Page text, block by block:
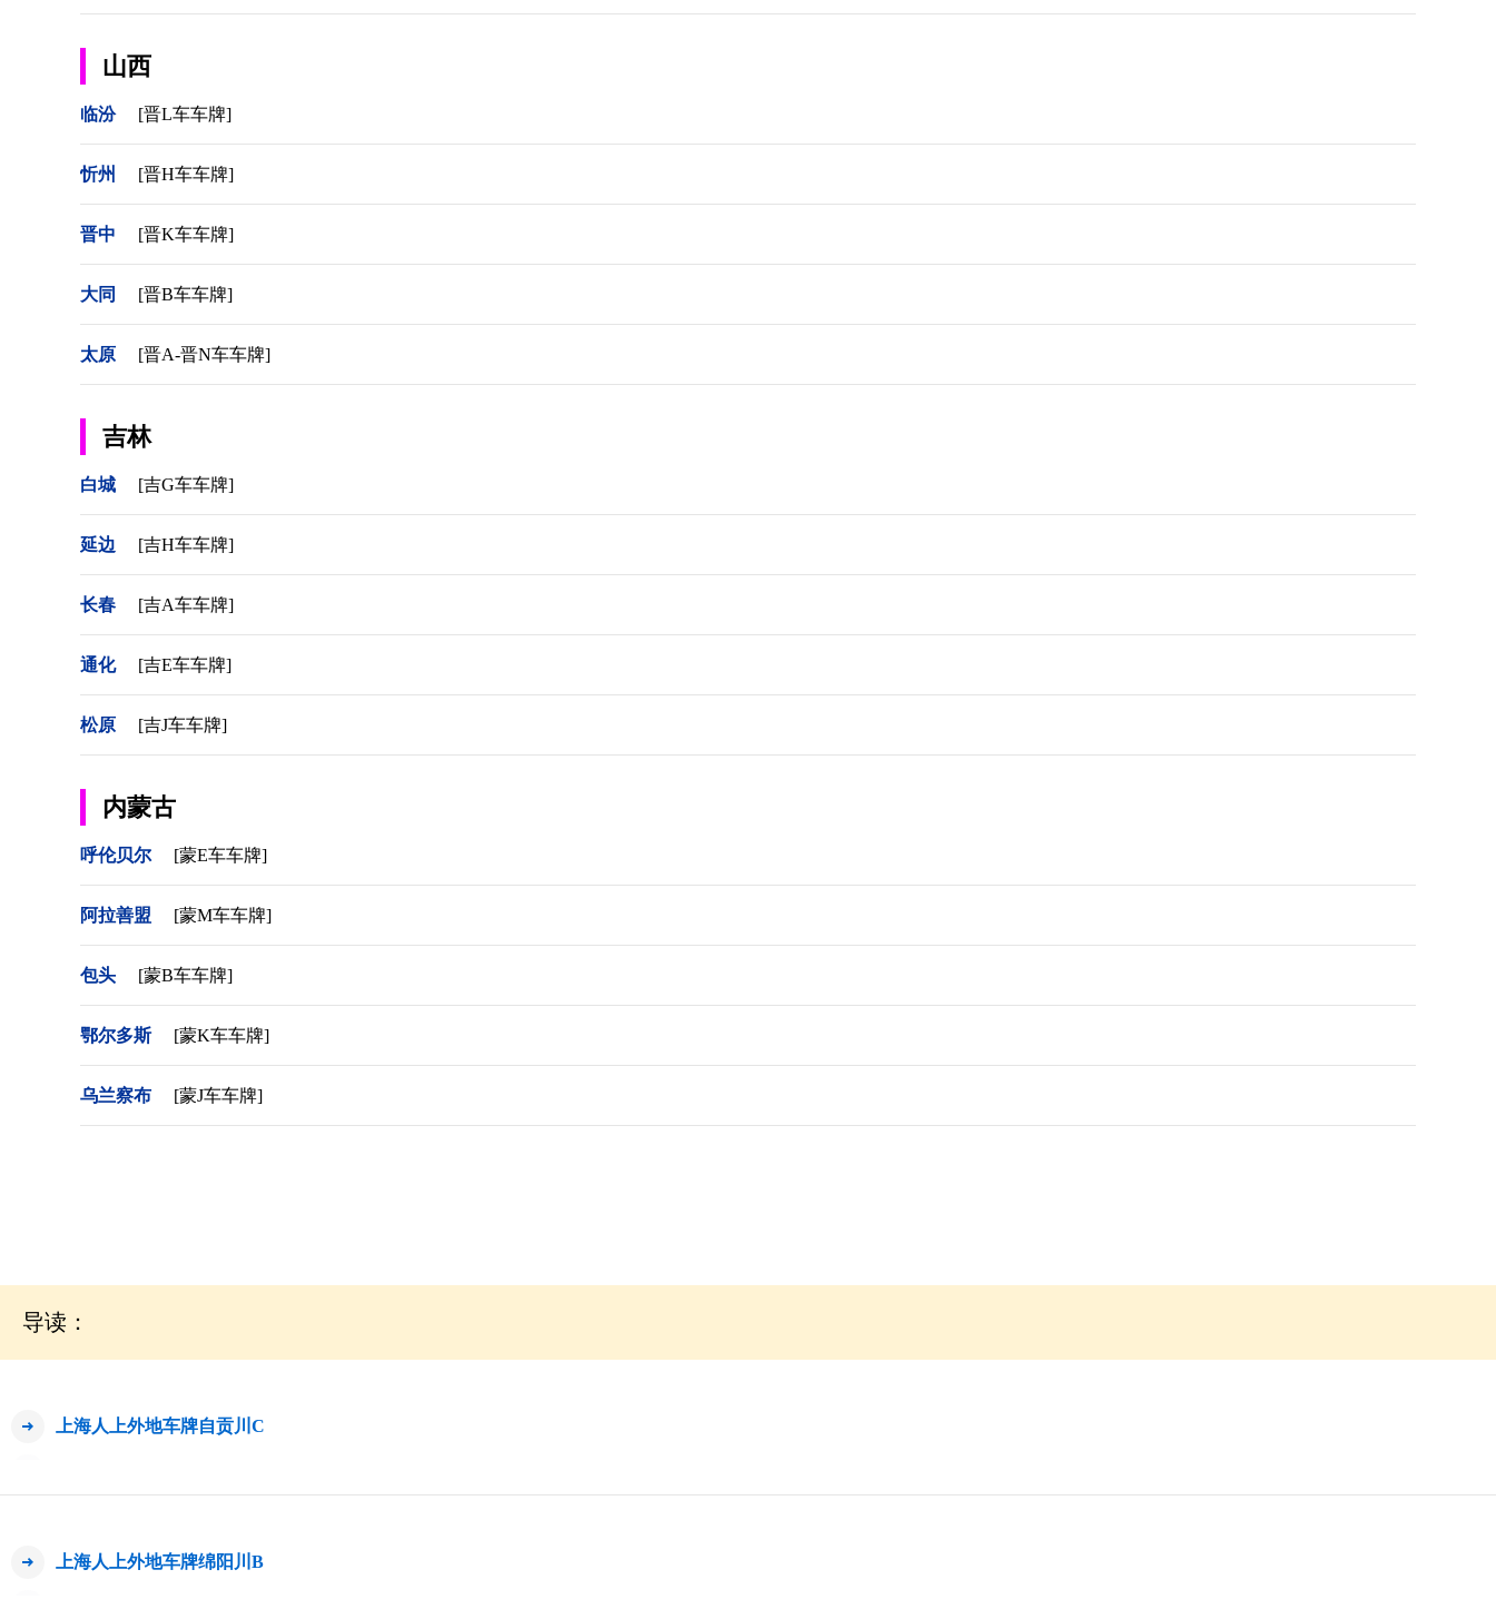
山西
临汾 [晋L车车牌]
忻州 [晋H车车牌]
晋中 [晋K车车牌]
大同 [晋B车车牌]
太原 [晋A-晋N车车牌]
吉林
白城 [吉G车车牌]
延边 [吉H车车牌]
长春 [吉A车车牌]
通化 [吉E车车牌]
松原 [吉J车车牌]
内蒙古
呼伦贝尔 [蒙E车车牌]
阿拉善盟 [蒙M车车牌]
包头 [蒙B车车牌]
鄂尔多斯 [蒙K车车牌]
乌兰察布 [蒙J车车牌]
导读：
上海人上外地车牌自贡川C
上海人上外地车牌绵阳川B